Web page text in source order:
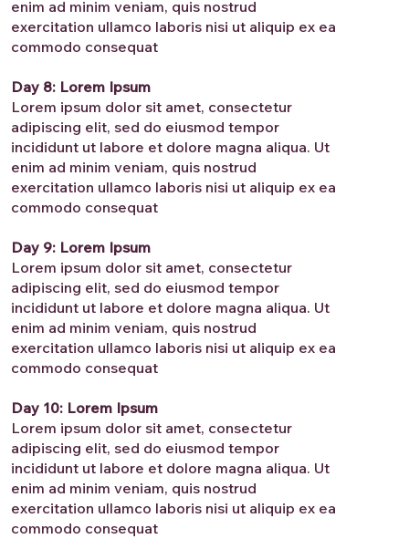
enim ad minim veniam, quis nostrud
exercitation ullamco laboris nisi ut aliquip ex ea
commodo consequat
Day 8: Lorem Ipsum
Lorem ipsum dolor sit amet, consectetur
adipiscing elit, sed do eiusmod tempor
incididunt ut labore et dolore magna aliqua. Ut
enim ad minim veniam, quis nostrud
exercitation ullamco laboris nisi ut aliquip ex ea
commodo consequat
Day 9: Lorem Ipsum
Lorem ipsum dolor sit amet, consectetur
adipiscing elit, sed do eiusmod tempor
incididunt ut labore et dolore magna aliqua. Ut
enim ad minim veniam, quis nostrud
exercitation ullamco laboris nisi ut aliquip ex ea
commodo consequat
Day 10: Lorem Ipsum
Lorem ipsum dolor sit amet, consectetur
adipiscing elit, sed do eiusmod tempor
incididunt ut labore et dolore magna aliqua. Ut
enim ad minim veniam, quis nostrud
exercitation ullamco laboris nisi ut aliquip ex ea
commodo consequat